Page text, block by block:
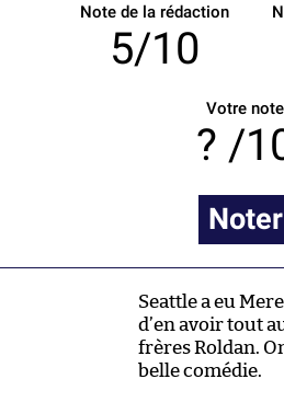
Note de la rédaction
5/10
Votre note
/
Noter
Seattle a eu
d’en avoir tout
frères Roldan.
belle comédie.